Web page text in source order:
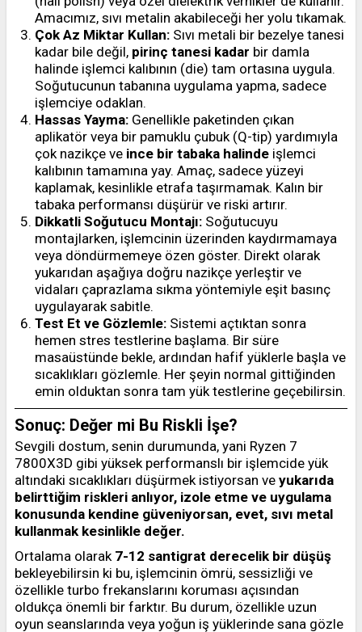
Amacımız, sıvı metalin akabileceği her yolu tıkamak.
Çok Az Miktar Kullan: Sıvı metali bir bezelye tanesi
kadar bile değil, pirinç tanesi kadar bir damla
halinde işlemci kalıbının (die) tam ortasına uygula.
Soğutucunun tabanına uygulama yapma, sadece
işlemciye odaklan.
Hassas Yayma: Genellikle paketinden çıkan
aplikatör veya bir pamuklu çubuk (Q-tip) yardımıyla
çok nazikçe ve ince bir tabaka halinde işlemci
kalıbının tamamına yay. Amaç, sadece yüzeyi
kaplamak, kesinlikle etrafa taşırmamak. Kalın bir
tabaka performansı düşürür ve riski artırır.
Dikkatli Soğutucu Montajı: Soğutucuyu
montajlarken, işlemcinin üzerinden kaydırmamaya
veya döndürmemeye özen göster. Direkt olarak
yukarıdan aşağıya doğru nazikçe yerleştir ve
vidaları çaprazlama sıkma yöntemiyle eşit basınç
uygulayarak sabitle.
Test Et ve Gözlemle: Sistemi açtıktan sonra
hemen stres testlerine başlama. Bir süre
masaüstünde bekle, ardından hafif yüklerle başla ve
sıcaklıkları gözlemle. Her şeyin normal gittiğinden
emin olduktan sonra tam yük testlerine geçebilirsin.
Sonuç: Değer mi Bu Riskli İşe?
Sevgili dostum, senin durumunda, yani Ryzen 7
7800X3D gibi yüksek performanslı bir işlemcide yük
altındaki sıcaklıkları düşürmek istiyorsan ve yukarıda
belirttiğim riskleri anlıyor, izole etme ve uygulama
konusunda kendine güveniyorsan, evet, sıvı metal
kullanmak kesinlikle değer.
Ortalama olarak 7-12 santigrat derecelik bir düşüş
bekleyebilirsin ki bu, işlemcinin ömrü, sessizliği ve
özellikle turbo frekanslarını koruması açısından
oldukça önemli bir farktır. Bu durum, özellikle uzun
oyun seanslarında veya yoğun iş yüklerinde sana gözle